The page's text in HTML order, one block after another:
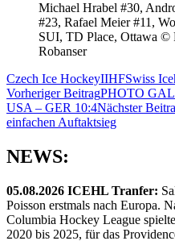
Michael Hrabel #30,
#23, Rafael Meier #11,
SUI, TD Place, Ottawa ©
Robanser
Czech Ice HockeyIIHFSwiss
Beitragsnavigation
Vorheriger BeitragPHOTO
USA – GER 10:4Nächster
einfachen Auftaktsieg
NEWS:
05.08.2026 ICEHL Tranfer:
Poisson erstmals nach Europa.
Columbia Hockey League
2020 bis 2025, für das